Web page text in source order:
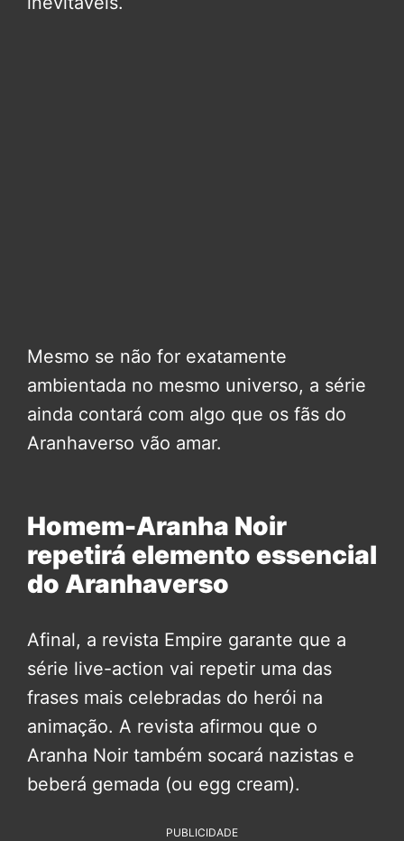
Mesmo se não for exatamente
ambientada no mesmo universo, a série
ainda contará com algo que os fãs do
Aranhaverso vão amar.
Homem-Aranha Noir
repetirá elemento essencial
do Aranhaverso
Afinal, a revista Empire garante que a
série live-action vai repetir uma das
frases mais celebradas do herói na
animação. A revista afirmou que o
Aranha Noir também socará nazistas e
beberá gemada (ou egg cream).
PUBLICIDADE